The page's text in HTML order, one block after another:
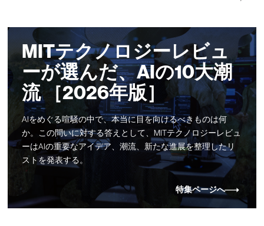
MITテクノロジーレビュ
ーが選んだ、AIの10大潮
流 ［2026年版］
AIをめぐる喧騒の中で、本当に目を向けるべきものは何
か。この問いに対する答えとして、MITテクノロジーレビュ
ーはAIの重要なアイデア、潮流、新たな進展を整理したリ
ストを発表する。
特集ページへ